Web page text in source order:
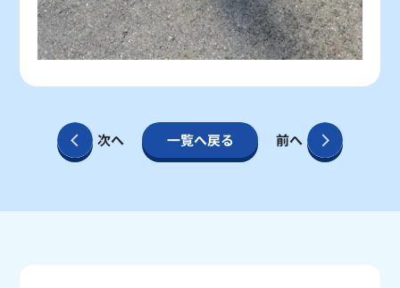
次へ 一覧へ戻る 前へ